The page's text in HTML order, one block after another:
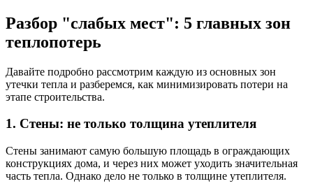
Разбор "слабых мест": 5 главных зон
теплопотерь
Давайте подробно рассмотрим каждую из основных зон
утечки тепла и разберемся, как минимизировать потери на
этапе строительства.
1. Стены: не только толщина утеплителя
Стены занимают самую большую площадь в ограждающих
конструкциях дома, и через них может уходить значительная
часть тепла. Однако дело не только в толщине утеплителя.